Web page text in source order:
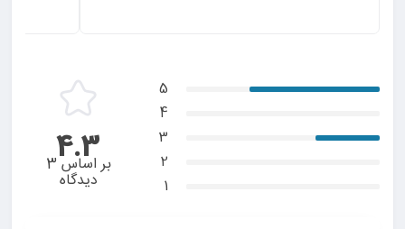
5
4
3
2
1
4.3بر اساس 3
دیدگاه